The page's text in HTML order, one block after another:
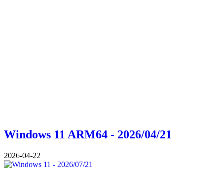
Windows 11 ARM64 - 2026/04/21
2026-04-22